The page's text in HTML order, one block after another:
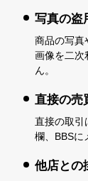
写真の盗
商品の写真
画像を二次
ん。
直接の売
直接の取引
欄、BBSに
他店との